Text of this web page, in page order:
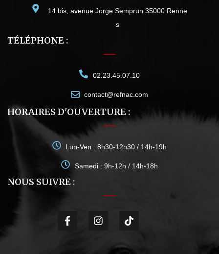
14 bis, avenue Jorge Semprun 35000 Renne
s
TÉLÉPHONE :
02.23.45.07.10
contact@refnac.com
HORAIRES D'OUVERTURE :
Lun-Ven : 8h30-12h30 / 14h-19h
Samedi : 9h-12h / 14h-18h
NOUS SUIVRE :